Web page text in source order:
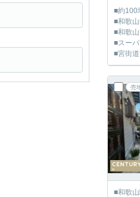
■約100
■和歌
■和歌
■スー
■宮街
売
■和歌